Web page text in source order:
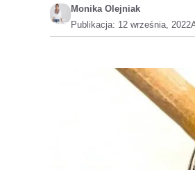
Monika Olejniak
Publikacja: 12 września, 2022